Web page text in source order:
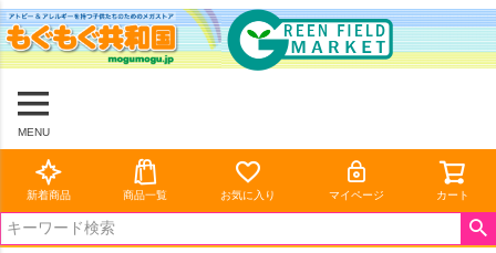
MENU
新着商品 商品一覧 お気に入り マイページ カート